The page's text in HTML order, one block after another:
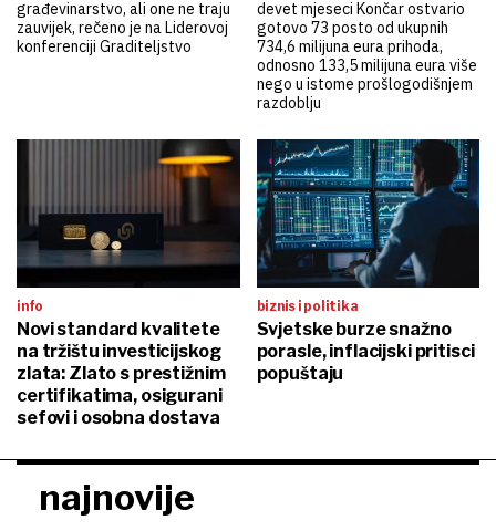
građevinarstvo, ali one ne traju
zauvijek, rečeno je na Liderovoj
konferenciji Graditeljstvo
devet mjeseci Končar ostvario
gotovo 73 posto od ukupnih
734,6 milijuna eura prihoda,
odnosno 133,5 milijuna eura više
nego u istome prošlogodišnjem
razdoblju
info
Novi standard kvalitete
na tržištu investicijskog
zlata: Zlato s prestižnim
certifikatima, osigurani
sefovi i osobna dostava
biznis i politika
Svjetske burze snažno
porasle, inflacijski pritisci
popuštaju
najnovije